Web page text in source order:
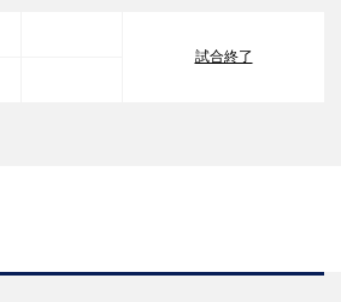
試合終了